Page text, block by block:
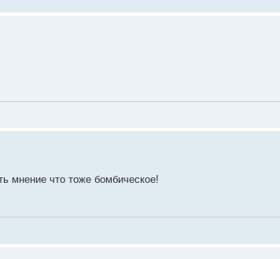
мнение что тоже бомбическое!